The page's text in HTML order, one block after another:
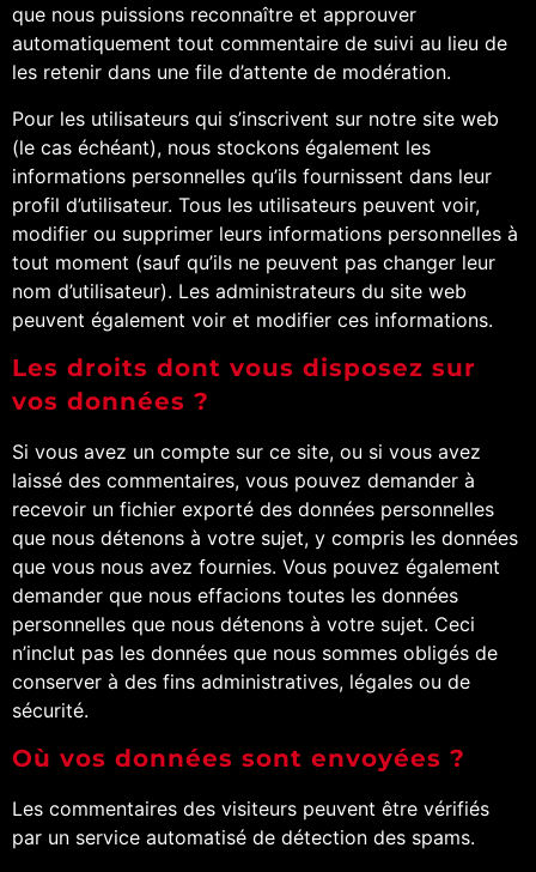
que nous puissions reconnaître et approuver
automatiquement tout commentaire de suivi au lieu de
les retenir dans une file d’attente de modération.
Pour les utilisateurs qui s’inscrivent sur notre site web
(le cas échéant), nous stockons également les
informations personnelles qu’ils fournissent dans leur
profil d’utilisateur. Tous les utilisateurs peuvent voir,
modifier ou supprimer leurs informations personnelles à
tout moment (sauf qu’ils ne peuvent pas changer leur
nom d’utilisateur). Les administrateurs du site web
peuvent également voir et modifier ces informations.
Les droits dont vous disposez sur
vos données ?
Si vous avez un compte sur ce site, ou si vous avez
laissé des commentaires, vous pouvez demander à
recevoir un fichier exporté des données personnelles
que nous détenons à votre sujet, y compris les données
que vous nous avez fournies. Vous pouvez également
demander que nous effacions toutes les données
personnelles que nous détenons à votre sujet. Ceci
n’inclut pas les données que nous sommes obligés de
conserver à des fins administratives, légales ou de
sécurité.
Où vos données sont envoyées ?
Les commentaires des visiteurs peuvent être vérifiés
par un service automatisé de détection des spams.